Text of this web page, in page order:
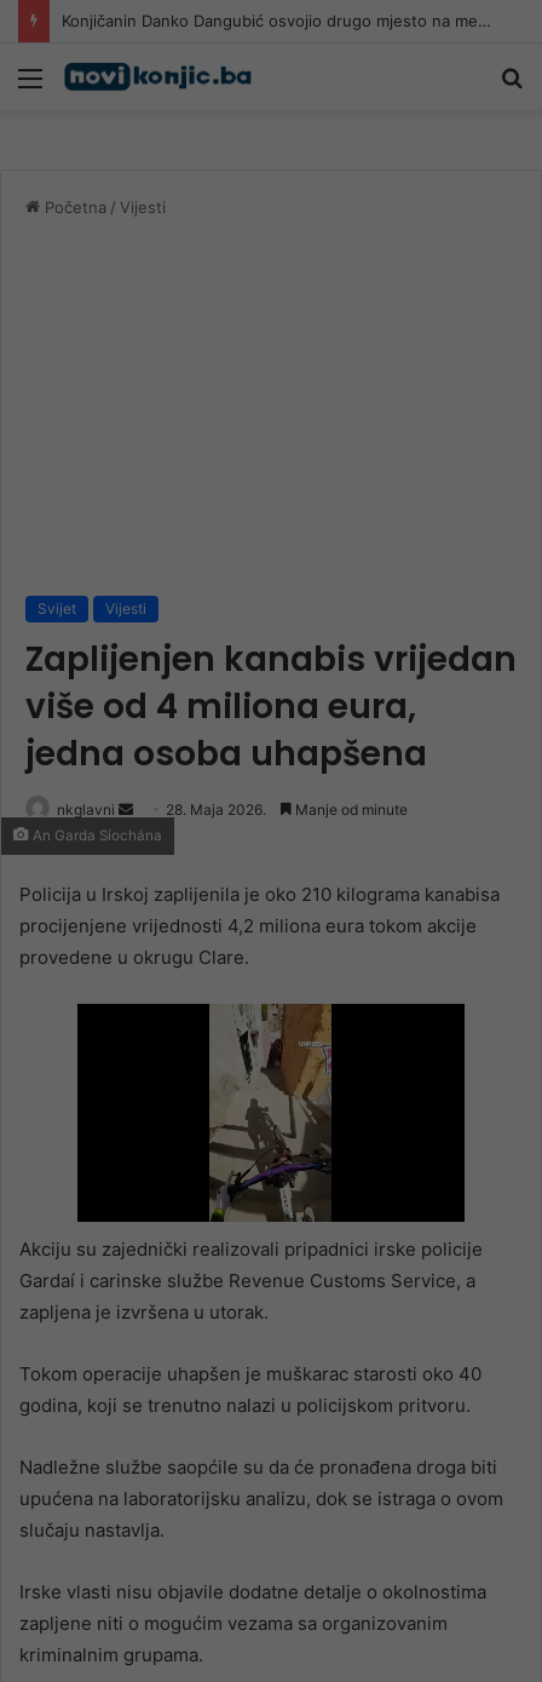
Konjičanin Danko Dangubić osvojio drugo mjesto na međunarodnim skokovima sa vodopada u Jajcu
Meni
Početna / Vijesti
Svijet Vijesti
Zaplijenjen kanabis vrijedan
više od 4 miliona eura,
jedna osoba uhapšena
nkglavni
Send
an
28. Maja 2026. Manje od minute
An Garda Síochána
Policija u Irskoj zaplijenila je oko 210 kilograma kanabisa
procijenjene vrijednosti 4,2 miliona eura tokom akcije
provedene u okrugu Clare.
Akciju su zajednički realizovali pripadnici irske policije
Gardaí i carinske službe Revenue Customs Service, a
zapljena je izvršena u utorak.
Tokom operacije uhapšen je muškarac starosti oko 40
godina, koji se trenutno nalazi u policijskom pritvoru.
Nadležne službe saopćile su da će pronađena droga biti
upućena na laboratorijsku analizu, dok se istraga o ovom
slučaju nastavlja.
Irske vlasti nisu objavile dodatne detalje o okolnostima
zapljene niti o mogućim vezama sa organizovanim
kriminalnim grupama.